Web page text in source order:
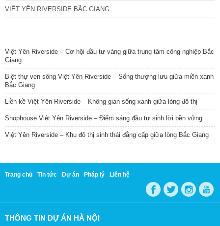
VIỆT YÊN RIVERSIDE BẮC GIANG
Việt Yên Riverside – Cơ hội đầu tư vàng giữa trung tâm công nghiệp Bắc
Giang
Biệt thự ven sông Việt Yên Riverside – Sống thượng lưu giữa miền xanh
Bắc Giang
Liền kề Việt Yên Riverside – Không gian sống xanh giữa lòng đô thị
Shophouse Việt Yên Riverside – Điểm sáng đầu tư sinh lời bền vững
Việt Yên Riverside – Khu đô thị sinh thái đẳng cấp giữa lòng Bắc Giang
Trang chủ Tin tức Dự án Pháp lý Liên hệ
THÔNG TIN DỰ ÁN HÀ NỘI